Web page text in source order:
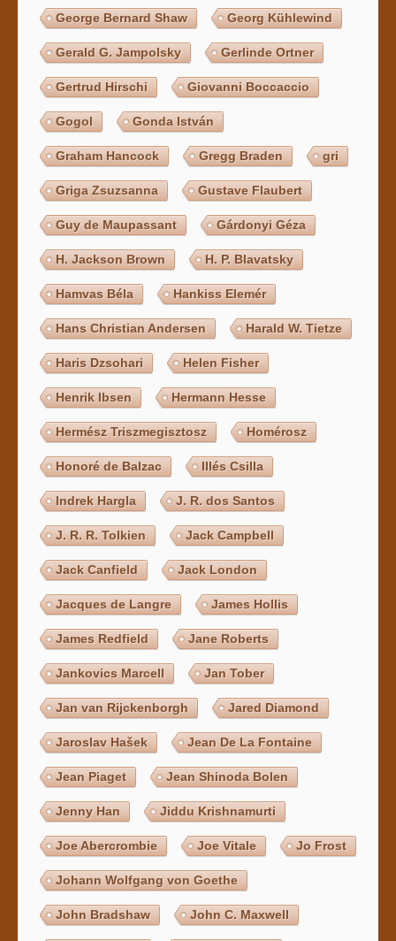
George Bernard Shaw Georg Kühlewind
Gerald G. Jampolsky Gerlinde Ortner
Gertrud Hirschi Giovanni Boccaccio
Gogol Gonda István
Graham Hancock Gregg Braden gri
Griga Zsuzsanna Gustave Flaubert
Guy de Maupassant Gárdonyi Géza
H. Jackson Brown H. P. Blavatsky
Hamvas Béla Hankiss Elemér
Hans Christian Andersen Harald W. Tietze
Haris Dzsohari Helen Fisher
Henrik Ibsen Hermann Hesse
Hermész Triszmegisztosz Homérosz
Honoré de Balzac Illés Csilla
Indrek Hargla J. R. dos Santos
J. R. R. Tolkien Jack Campbell
Jack Canfield Jack London
Jacques de Langre James Hollis
James Redfield Jane Roberts
Jankovics Marcell Jan Tober
Jan van Rijckenborgh Jared Diamond
Jaroslav Hašek Jean De La Fontaine
Jean Piaget Jean Shinoda Bolen
Jenny Han Jiddu Krishnamurti
Joe Abercrombie Joe Vitale Jo Frost
Johann Wolfgang von Goethe
John Bradshaw John C. Maxwell